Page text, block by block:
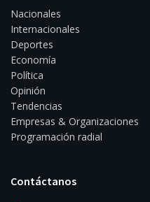
Nacionales
Internacionales
Deportes
Economía
Política
Opinión
Tendencias
Empresas & Organizaciones
Programación radial
Contáctanos